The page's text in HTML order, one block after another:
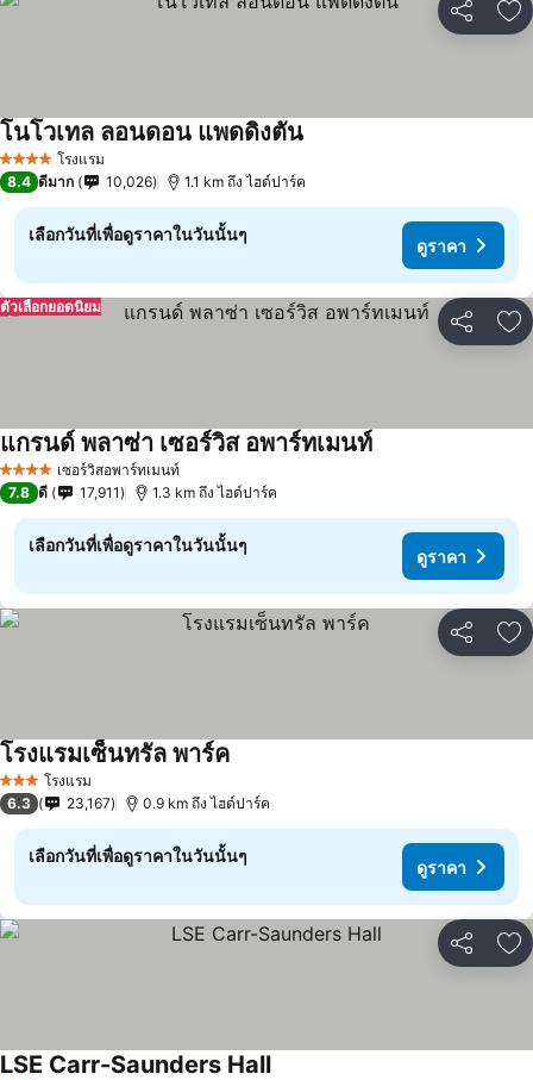
แชร์ เ
4 ดาว โรงแรม
โนโวเทล ลอนดอน แพดดิงตัน
8.4 ดีมาก 10,026 1.1 km ถึง ไฮด์ปาร์ค
เลือกวันที่เพื่อดูราคาในวันนั้นๆ
ดูราคา
แชร์ เ
ตัวเลือกยอดนิยม
4 ดาว เซอร์วิสอพาร์ทเมนท์
แกรนด์ พลาซ่า เซอร์วิส อพาร์ทเมนท์
7.8 ดี 17,911 1.3 km ถึง ไฮด์ปาร์ค
เลือกวันที่เพื่อดูราคาในวันนั้นๆ
ดูราคา
แชร์ เ
3 ดาว โรงแรม
โรงแรมเซ็นทรัล พาร์ค
6.3 23,167 0.9 km ถึง ไฮด์ปาร์ค
เลือกวันที่เพื่อดูราคาในวันนั้นๆ
ดูราคา
แชร์ เ
LSE Carr-Saunders Hall